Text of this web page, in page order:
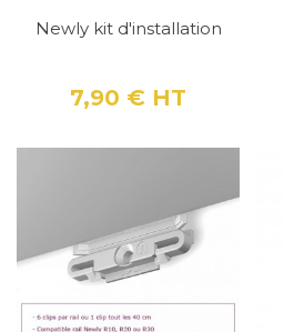
Newly kit d'installation
Prix
7,90 € HT